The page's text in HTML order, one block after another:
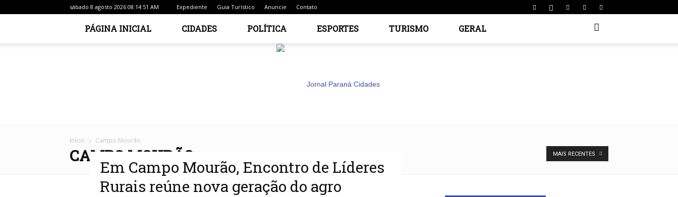
sábado 8 agosto 2026 08:14:51 AM Expediente Guia Turístico Anuncie Contato
PÁGINA INICIAL CIDADES POLÍTICA ESPORTES TURISMO GERAL
Jornal
Início Campo Mourão
CAMPO MOURÃO MAIS RECENTES
Em Campo Mourão, Encontro de Líderes
Rurais reúne nova geração do agro